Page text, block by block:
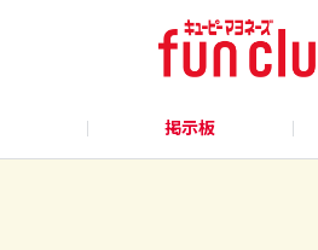
掲示板